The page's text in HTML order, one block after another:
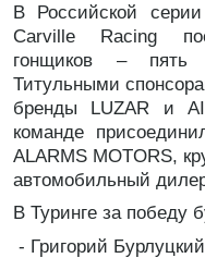
В Российской
Carville Racing
гонщиков – пять
Титульными
бренды LUZAR и
команде
ALARMS MOTORS,
автомобильный
В Туринге за победу
- Григорий